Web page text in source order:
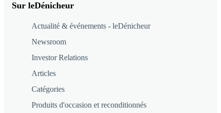
Sur leDénicheur
Actualité & événements - leDénicheur
Newsroom
Investor Relations
Articles
Catégories
Produits d'occasion et reconditionnés